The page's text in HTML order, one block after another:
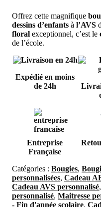
Offrez cette magnifique
dessins d’enfants à l’AVS
floral exceptionnel, c’est le
de l’école.
Expédié en moins
de 24h
Entreprise
Française
Catégories : Bougies,
personnalisées, Cadeau
Cadeau AVS personnalisé,
personnalisé, Maitresse
- Fin d'année scolaire,